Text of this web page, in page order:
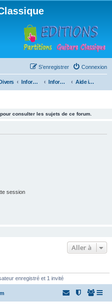
Connexion
S’enregistrer
Informatique Informatique Aide informatique.
consulter les sujets de ce forum.
session
Aller à
enregistré et 1 invité